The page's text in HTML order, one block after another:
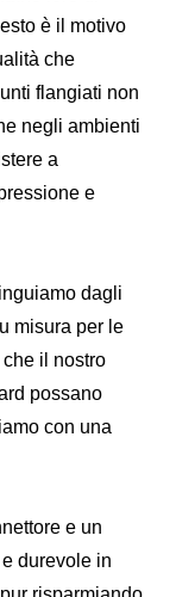
è il motivo
che
flangiati non
negli ambienti
a
e
dagli
misura per le
il nostro
possano
con una
e un
durevole in